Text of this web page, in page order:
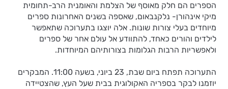
הספרים הם חלק מאוסף של הצלמת והאומנית הרב-תחומית
מיקי אינהורן- נלקנבאום, שאספה בשנים האחרונות ספרים
מיוחדים בעלי צורות שונות. אלה יוצגו בתערוכה שתאפשר
לילדים והורים כאחד, להתוודע אל עולם אחר של ספרים
ולאפשריות הרבות הגלומות בצורותיהם המיוחדות.
התערוכה תפתח ביום שבת, 23 ביוני, בשעה 11:00. המבקרים
יוזמנו לבקר בספריה האקולוגית בבית שעל העץ, שהצטיידה